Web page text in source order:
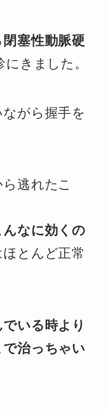
閉塞性動脈硬
きました。
がら握手を
逃れたこ
なに効くの
とんど正常
いる時より
治っちゃい